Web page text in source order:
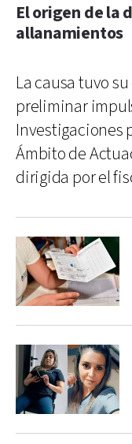
El origen de la
allanamientos
La causa tuvo
preliminar
Investigaciones
Ámbito de
dirigida por el